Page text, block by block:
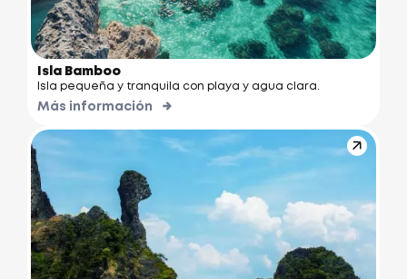
Isla Bamboo
Isla pequeña y tranquila con playa y agua clara.
Más información